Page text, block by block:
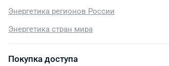
Энергетика регионов России
Энергетика стран мира
Покупка доступа